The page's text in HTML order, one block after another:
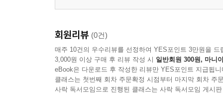
회원리뷰 (0건)
매주 10건의 우수리뷰를 선정하여 YES포인트 3만원을 드
3,000원 이상 구매 후 리뷰 작성 시 일반회원 300원, 마니
eBook은 다운로드 후 작성한 리뷰만 YES포인트 지급됩니
클래스는 첫번째 회차 주문확정 시점부터 마지막 회차 주
사락 독서모임으로 진행된 클래스는 사락 독서모임 게시